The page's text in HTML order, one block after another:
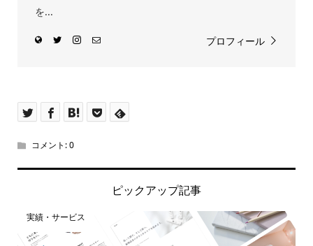
を...
プロフィール
コメント:0
ピックアップ記事
実績・サービス